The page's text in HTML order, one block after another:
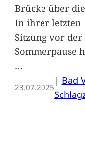
Brücke über
In ihrer letzten
Sitzung vor der
Sommerpause
…
23.07.2025
| Bad